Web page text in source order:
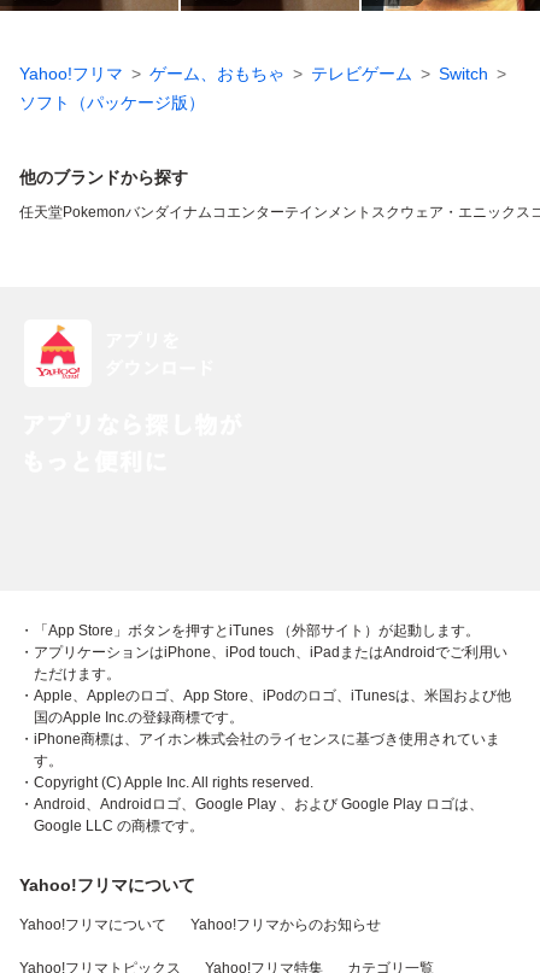
Yahoo!フリマ ゲーム、おもちゃ テレビゲーム
Switch
ソフト（パッケージ版）
他のブランドから探す
任天堂Pokemonバンダイナムコエンターテインメント スクウェア・エニックス
・「App Store」ボタンを押すとiTunes （外部サイト）が起動します。
・アプリケーションはiPhone、iPod touch、iPadまたはAndroidでご利用い
ただけます。
・Apple、Appleのロゴ、App Store、iPodのロゴ、iTunesは、米国および他
国のApple Inc.の登録商標です。
・iPhone商標は、アイホン株式会社のライセンスに基づき使用されていま
す。
・Copyright (C) Apple Inc. All rights reserved.
・Android、Androidロゴ、Google Play 、および Google Play ロゴは、
Google LLC の商標です。
Yahoo!フリマについて
Yahoo!フリマについて Yahoo!フリマからのお知らせ
Yahoo!フリマトピックス Yahoo!フリマ特集 カテゴリ一覧